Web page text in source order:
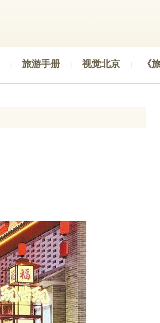
旅游手册 视觉北京 《